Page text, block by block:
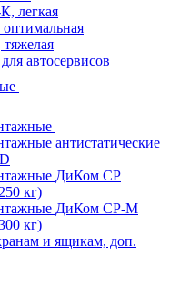
легкая
автосервисов
антистатические
ДиКом СР
кг)
ДиКом СР-М
кг)
и ящикам, доп.